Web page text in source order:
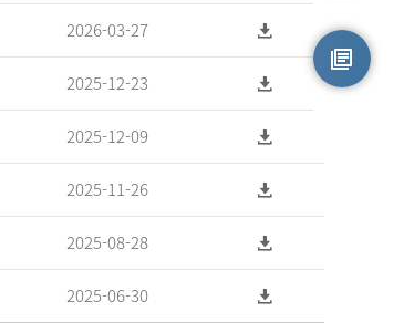
2026-03-27
2025-12-23
2025-12-09
2025-11-26
2025-08-28
2025-06-30